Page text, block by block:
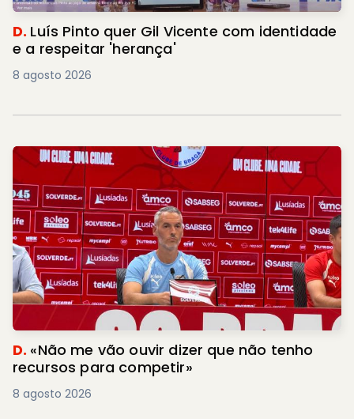
D. Luís Pinto quer Gil Vicente com identidade
e a respeitar 'herança'
8 agosto 2026
D. «Não me vão ouvir dizer que não tenho
recursos para competir»
8 agosto 2026